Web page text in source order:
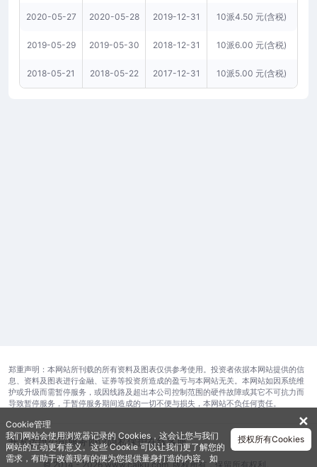
2020-05-27 2020-05-28 2019-12-31 10派4.50 元(含税)
2019-05-29 2019-05-30 2018-12-31 10派6.00 元(含税)
2018-05-21 2018-05-22 2017-12-31 10派5.00 元(含税)
郑重声明：本网站所刊载的所有资料及图表仅供参考使用。投资者依据本网站提供的信
息、资料及图表进行金融、证券等投资所造成的盈亏与本网站无关。本网站如因系统维
护或升级而需暂停服务，或因线路及超出本公司控制范围的硬件故障或其它不可抗力而
导致暂停服务，于暂停服务期间造成的一切不便与损失，本网站不负任何责任。
开发运维公司服务协议隐私保护在线客服
© 2014 - 2026 www.caiku.com. 版权所有，保留所有权利。
✕
Cookie管理
我们网站会使用浏览器记录的 Cookies，这会让您与我们
网站的互动更有意义。这些 Cookie 可以让我们更了解您的
需求，有助于改善现有的便为您提供量身打造的内容。如
授权所有Cookies